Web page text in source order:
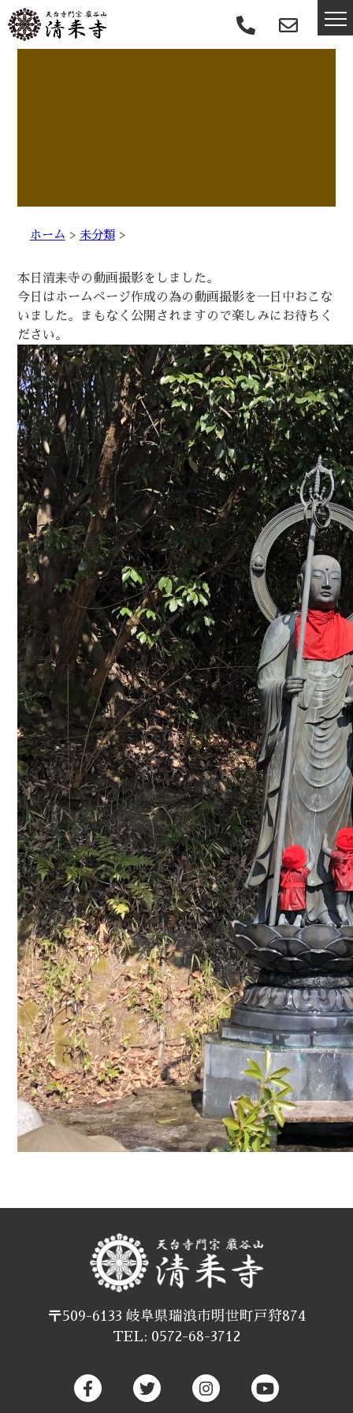
ホーム > 未分類>
本日清耒寺の動画撮影をしました。
今日はホームページ作成の為の動画撮影を一日中おこな
いました。まもなく公開されますので楽しみにお待ちく
ださい。
〒509-6133 岐阜県瑞浪市明世町戸狩874
TEL: 0572-68-3712